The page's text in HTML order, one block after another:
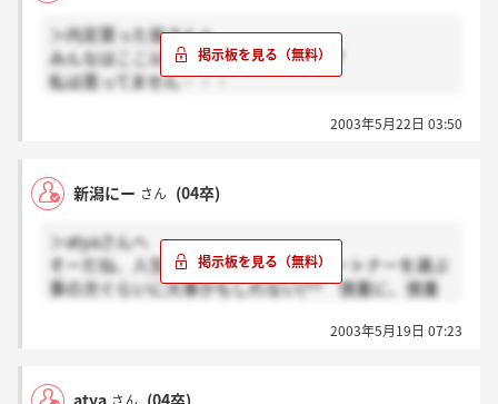
＞内定貰った皆さんへ
みんなはここ以外に内定貰ってますか？
私は貰ってません・・・
2003年5月22日 03:50
新潟にー さん (04卒)
＞atyaさんへ
そーだね、人生の分かれ道。人生のパートナーを選ぶ
事の次ぐらいに大事かもしれない(^^ 慎重に、慎重
2003年5月19日 07:23
atya (04卒)